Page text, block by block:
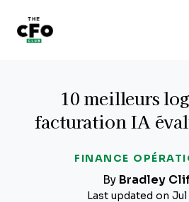
FINANCE
10 meilleurs
facturation IA
By Bradley
Last updated on Jul